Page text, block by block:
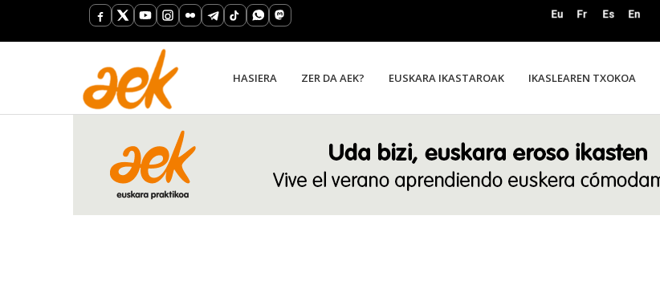
HASIERA ZER DA AEK? EUSKARA IKASTAROAK IKASLEAREN TXOKOA